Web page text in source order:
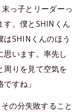
っ子とリーダーっ
す。僕とSHINくん
SHINくんのほう
思います。率先し
周りを見て空気を
すね」
の分失敗すること